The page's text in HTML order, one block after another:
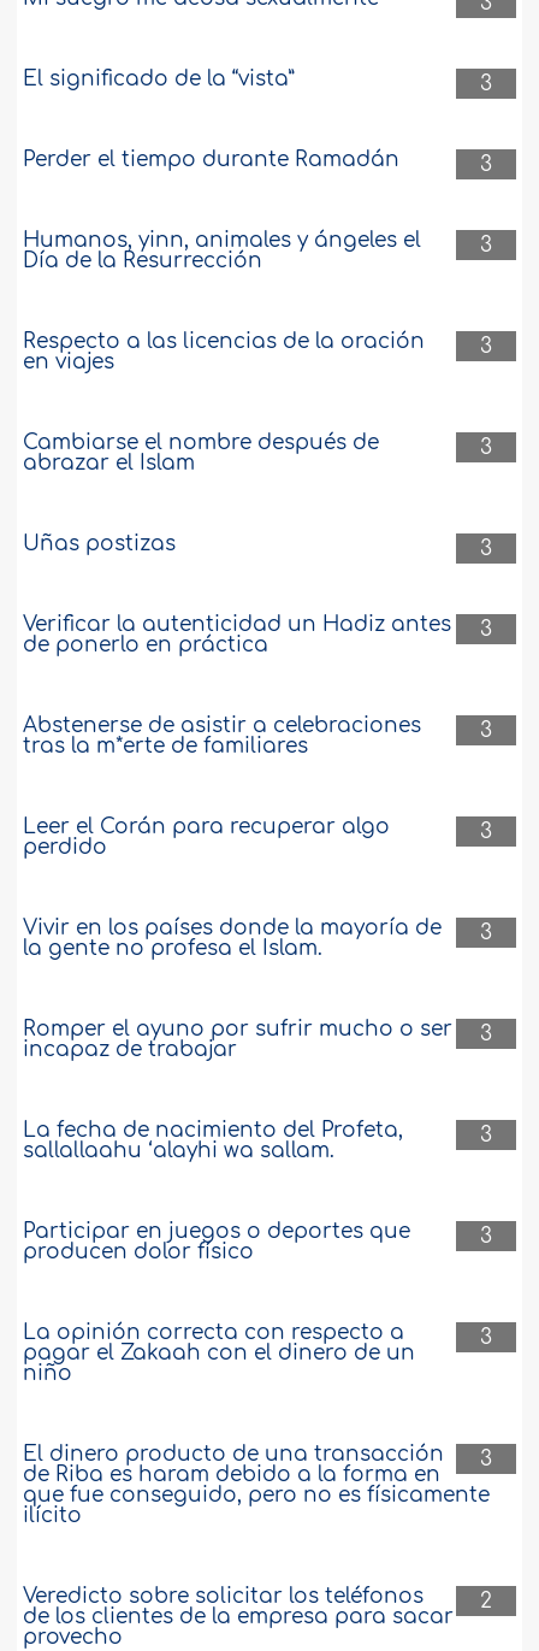
3
El significado de la “vista”
3
Perder el tiempo durante Ramadán
3
Humanos, yinn, animales y ángeles el
Día de la Resurrección
3
Respecto a las licencias de la oración
en viajes
3
Cambiarse el nombre después de
abrazar el Islam
3
Uñas postizas
3
Verificar la autenticidad un Hadiz antes
de ponerlo en práctica
3
Abstenerse de asistir a celebraciones
tras la m*erte de familiares
3
Leer el Corán para recuperar algo
perdido
3
Vivir en los países donde la mayoría de
la gente no profesa el Islam.
3
Romper el ayuno por sufrir mucho o ser
incapaz de trabajar
3
La fecha de nacimiento del Profeta,
sallallaahu ‘alayhi wa sallam.
3
Participar en juegos o deportes que
producen dolor físico
3
La opinión correcta con respecto a
pagar el Zakaah con el dinero de un
niño
3
El dinero producto de una transacción
de Riba es haram debido a la forma en
que fue conseguido, pero no es físicamente
ilícito
2
Veredicto sobre solicitar los teléfonos
de los clientes de la empresa para sacar
provecho